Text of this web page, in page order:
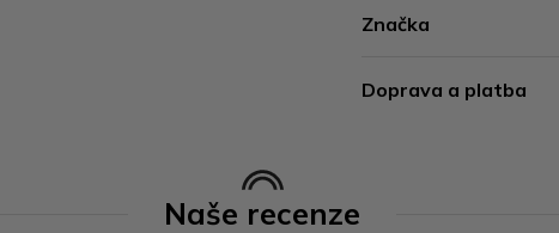
Značka
Doprava a platba
Naše recenze